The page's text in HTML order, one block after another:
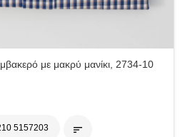
με μακρύ μανίκι, 2734-10
5157203 